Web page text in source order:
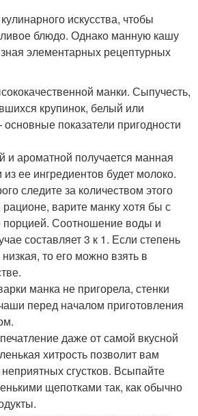
искусства, чтобы
блюдо. Однако манную кашу
зная элементарных рецептурных
манки. Сыпучесть,
крупинок, белый или
показатели пригодности
и ароматной получается манная
ее ингредиентов будет молоко.
следите за количеством этого
варите манку хотя бы с
порцией. Соотношение воды и
составляет 3 к 1. Если степень
то его можно взять в
манка не пригорела, стенки
перед началом приготовления
даже от самой вкусной
хитрость позволит вам
сгустков. Всыпайте
щепотками так, как обычно